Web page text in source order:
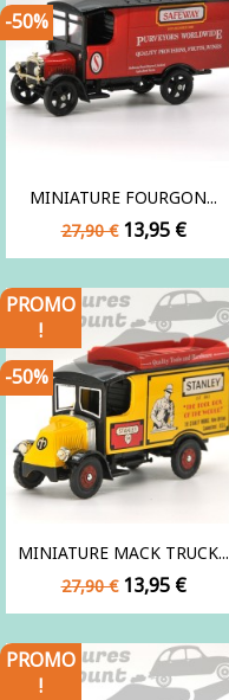
MINIATURE FOURGON...
Prix
de
27,90 € Prix
13,95 €
-50%
MINIATURE MACK TRUCK...
Prix
de
27,90 € Prix
13,95 €
PROMO
!
-50%
PROMO
!